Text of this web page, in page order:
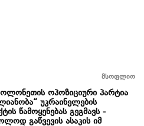
მსოფლიო
ოპოზიციური პარტია
უკრაინელების
წამოყენებას გეგმავს -
გაწვევის ასაკის იმ